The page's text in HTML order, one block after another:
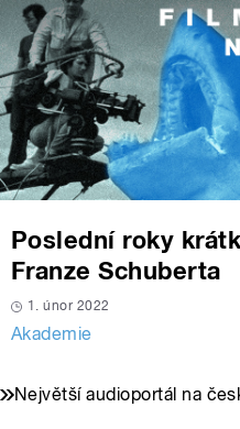
Poslední roky
Franze Schuberta
1. únor 2022
Akademie
Největší audioportál na